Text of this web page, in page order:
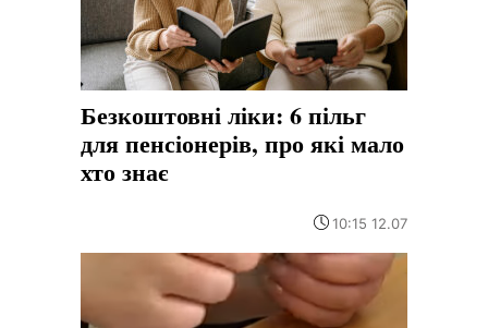
Безкоштовні ліки: 6 пільг
для пенсіонерів, про які мало
хто знає
10:15 12.07